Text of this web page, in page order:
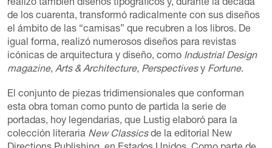
realizó también diseños tipográficos y, durante la década
de los cuarenta, transformó radicalmente con sus diseños
el ámbito de las “camisas” que recubren a los libros. De
igual forma, realizó numerosos diseños para revistas
icónicas de arquitectura y diseño, como Industrial Design
magazine, Arts & Architecture, Perspectivesy Fortune.
El conjunto de piezas tridimensionales que conforman
esta obra toman como punto de partida la serie de
portadas, hoy legendarias, que Lustig elaboró para la
colección literaria New Classicsde la editorial New